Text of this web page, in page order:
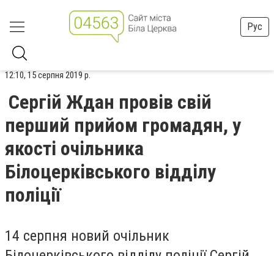
Рус
12:10, 15 серпня 2019 р.
Сергій Ждан провів свій
перший прийом громадян, у
якості очільника
Білоцерківського відділу
поліції
14 серпня новий очільник